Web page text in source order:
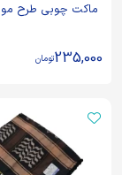
ماکت چوبی طرح
235,000تومان